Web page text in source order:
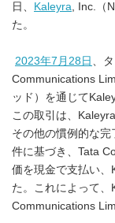
日、
Kaleyra, Inc.（
た。
2023年7月28日 、
Communications
ッド）を通じて
この取引は、
その他の慣例的な
件に基づき、Tata
価を現金で支払い、
た。これによって
Communications